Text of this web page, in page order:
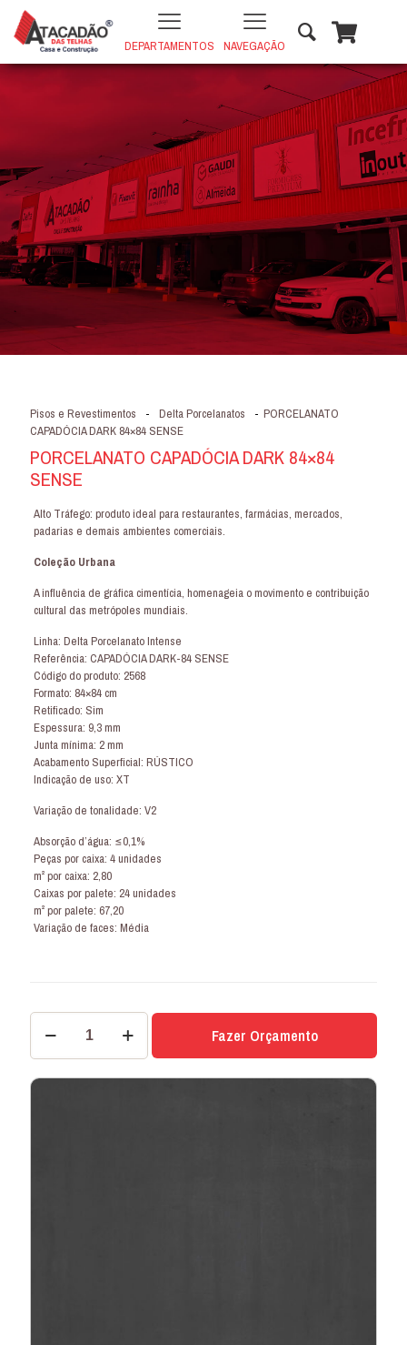
DEPARTAMENTOS NAVEGAÇÃO
Pisos e Revestimentos - Delta Porcelanatos - PORCELANATO
CAPADÓCIA DARK 84×84 SENSE
PORCELANATO CAPADÓCIA DARK 84×84
SENSE
Alto Tráfego: produto ideal para restaurantes, farmácias, mercados,
padarias e demais ambientes comerciais.
Coleção Urbana
A influência de gráfica cimentícia, homenageia o movimento e contribuição
cultural das metrópoles mundiais.
Linha: Delta Porcelanato Intense
Referência: CAPADÓCIA DARK-84 SENSE
Código do produto: 2568
Formato: 84×84 cm
Retificado: Sim
Espessura: 9,3 mm
Junta mínima: 2 mm
Acabamento Superficial: RÚSTICO
Indicação de uso: XT
Variação de tonalidade: V2
Absorção d’água: ≤0,1%
Peças por caixa: 4 unidades
m² por caixa: 2,80
Caixas por palete: 24 unidades
m² por palete: 67,20
Variação de faces: Média
PORCELANATO
CAPADÓCIA
DARK
SENSE
Fazer Orçamento
PORCELANATO FUJI GRAFITE 73x73
IN
+ ADD